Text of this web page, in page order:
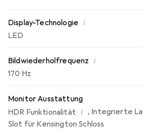
Display-Technologie i
LED
Bildwiederholfrequenz i
170 Hz
Monitor Ausstattung
HDR Funktionalität i , Integrierte
Slot für Kensington Schloss